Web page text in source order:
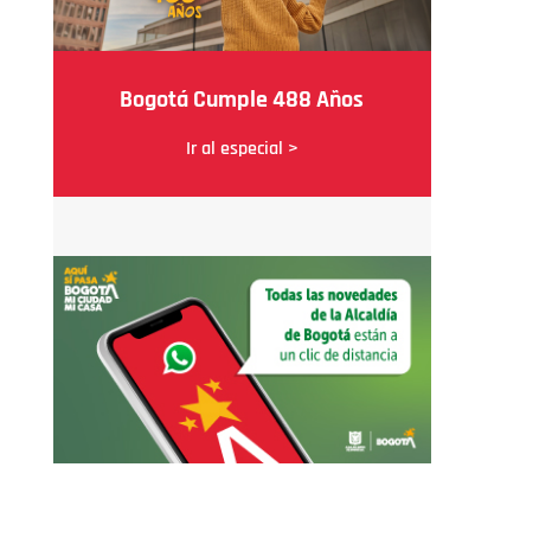
Bogotá Cumple 488 Años
Ir al especial >